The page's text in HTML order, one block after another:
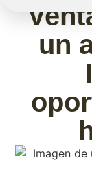
un